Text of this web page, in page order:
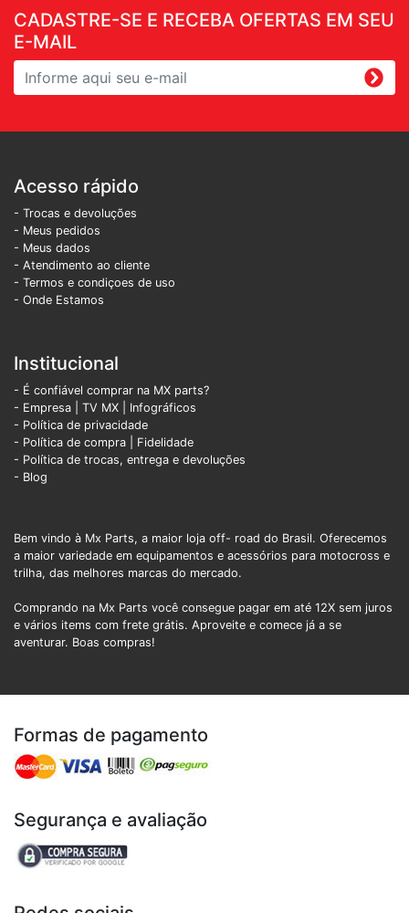
CADASTRE-SE E RECEBA OFERTAS EM SEU
E-MAIL
Acesso rápido
- Trocas e devoluções
- Meus pedidos
- Meus dados
- Atendimento ao cliente
- Termos e condiçoes de uso
- Onde Estamos
Institucional
- É confiável comprar na MX parts?
- Empresa
TV MX
Infográficos
- Política de privacidade
- Política de compra | Fidelidade
- Política de trocas, entrega e devoluções
- Blog
Bem vindo à Mx Parts, a maior loja off- road do Brasil. Oferecemos
a maior variedade em equipamentos e acessórios para motocross e
trilha, das melhores marcas do mercado.
Comprando na Mx Parts você consegue pagar em até 12X sem juros
e vários items com frete grátis. Aproveite e comece já a se
aventurar. Boas compras!
Formas de pagamento
Segurança e avaliação